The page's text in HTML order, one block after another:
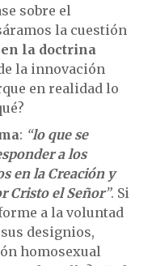
sobre el
la cuestión
la doctrina
la innovación
en realidad lo
: “lo que se
a los
en la Creación y
Cristo el Señor”. Si
a la voluntad
designios,
homosexual